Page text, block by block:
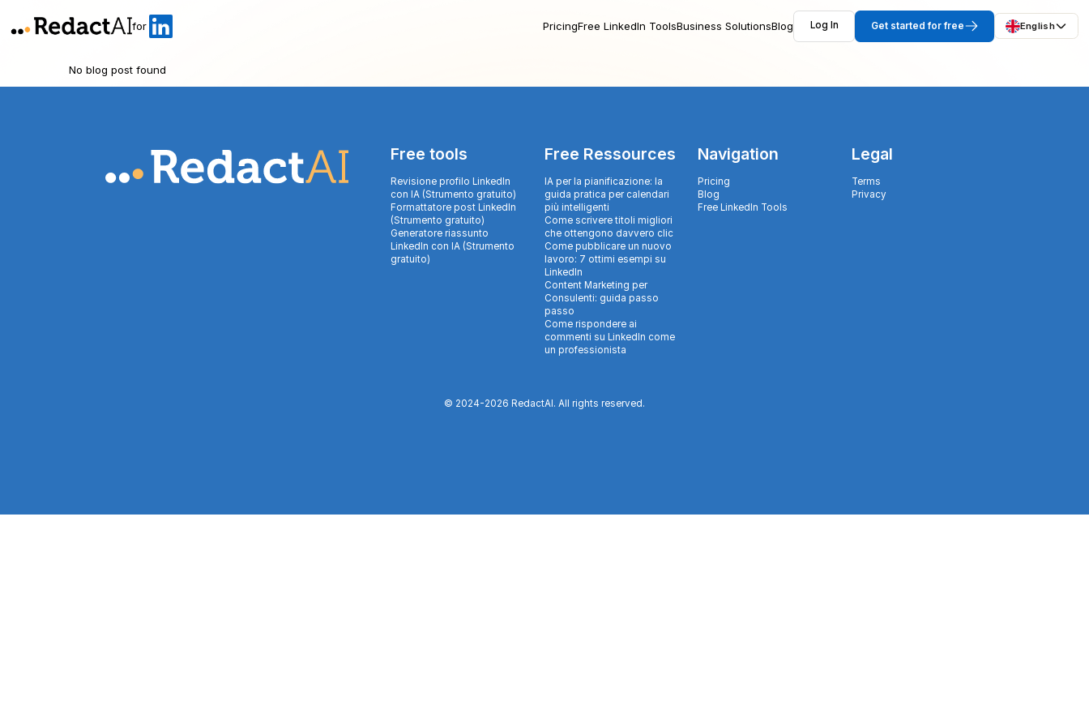
for PricingFree LinkedIn ToolsBusiness SolutionsBlog Log In Get started for free English
No blog post found
Free tools
Revisione profilo LinkedIn
con IA (Strumento gratuito)
Formattatore post LinkedIn
(Strumento gratuito)
Generatore riassunto
LinkedIn con IA (Strumento
gratuito)
Free Ressources
IA per la pianificazione: la
guida pratica per calendari
più intelligenti
Come scrivere titoli migliori
che ottengono davvero clic
Come pubblicare un nuovo
lavoro: 7 ottimi esempi su
LinkedIn
Content Marketing per
Consulenti: guida passo
passo
Come rispondere ai
commenti su LinkedIn come
un professionista
Navigation
Pricing
Blog
Free LinkedIn Tools
Legal
Terms
Privacy
© 2024-2026 RedactAI. All rights reserved.